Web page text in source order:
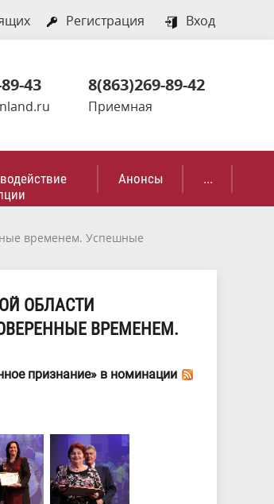
Регистрация Вход
43 8(863)269-89-42
Приемная
Анонсы ...
временем. Успешные
ОБЛАСТИ
ВРЕМЕНЕМ.
признание» в номинации